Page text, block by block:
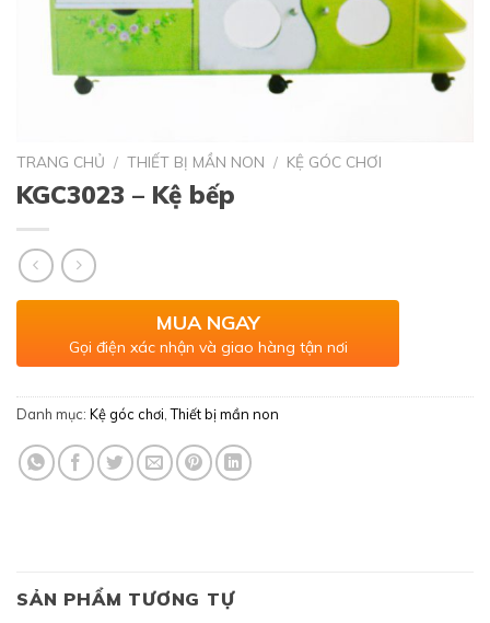
TRANG CHỦ / THIẾT BỊ MẦN NON / KỆ GÓC CHƠI
KGC3023 – Kệ bếp
MUA NGAY
Gọi điện xác nhận và giao hàng tận nơi
Danh mục: Kệ góc chơi,Thiết bị mần non
SẢN PHẨM TƯƠNG TỰ